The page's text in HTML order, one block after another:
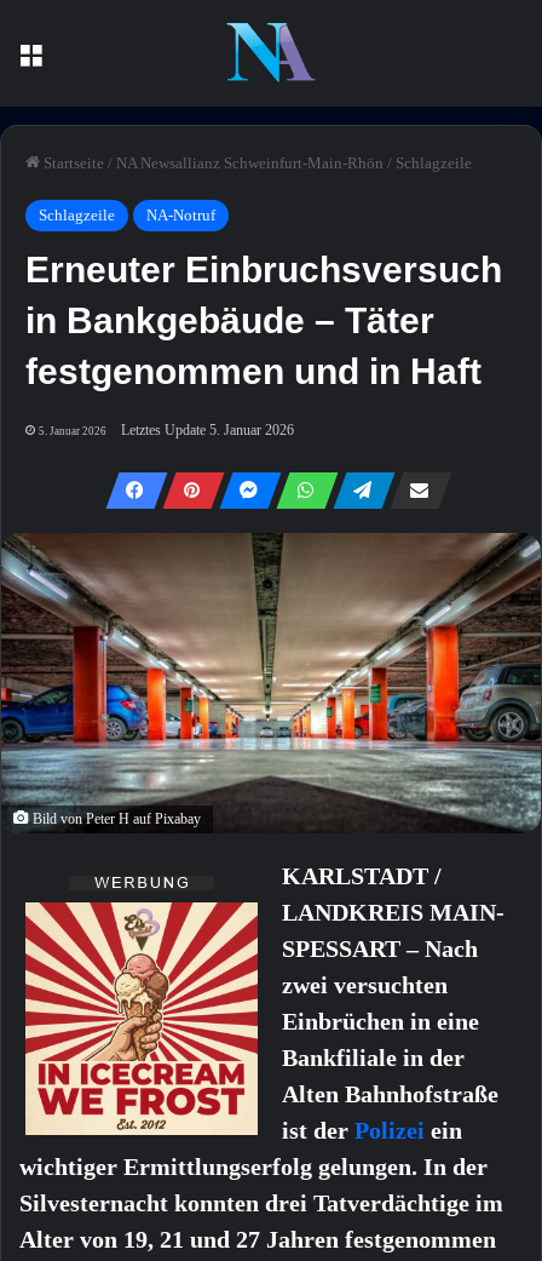
Startseite / NA Newsallianz Schweinfurt-Main-Rhön / Schlagzeile
Schlagzeile NA-Notruf
Erneuter Einbruchsversuch
in Bankgebäude – Täter
festgenommen und in Haft
5. Januar 2026 Letztes Update 5. Januar 2026
Bild von Peter H auf Pixabay
KARLSTADT /
LANDKREIS MAIN-
SPESSART – Nach
zwei versuchten
Einbrüchen in eine
Bankfiliale in der
Alten Bahnhofstraße
ist der Polizei ein
wichtiger Ermittlungserfolg gelungen. In der
Silvesternacht konnten drei Tatverdächtige im
Alter von 19, 21 und 27 Jahren festgenommen